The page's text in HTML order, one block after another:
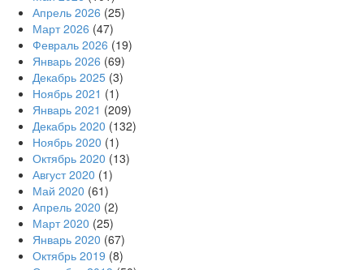
Апрель 2026 (25)
Март 2026 (47)
Февраль 2026 (19)
Январь 2026 (69)
Декабрь 2025 (3)
Ноябрь 2021 (1)
Январь 2021 (209)
Декабрь 2020 (132)
Ноябрь 2020 (1)
Октябрь 2020 (13)
Август 2020 (1)
Май 2020 (61)
Апрель 2020 (2)
Март 2020 (25)
Январь 2020 (67)
Октябрь 2019 (8)